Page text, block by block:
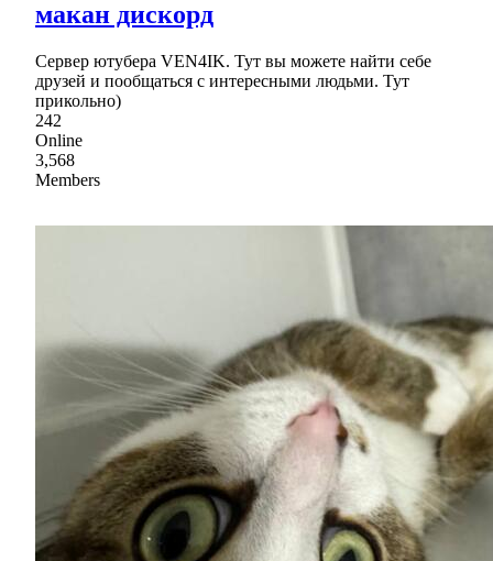
макан дискорд
Сервер ютубера VEN4IK. Тут вы можете найти себе
друзей и пообщаться с интересными людьми. Тут
прикольно)
242
Online
3,568
Members